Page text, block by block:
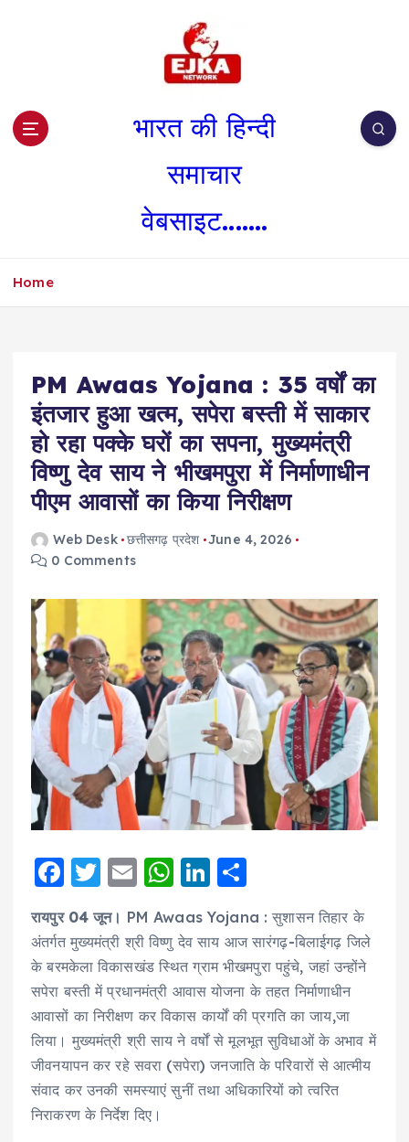
भारत की हिन्दी
समाचार
वेबसाइट.......
Home
PM Awaas Yojana : 35 वर्षों का
इंतजार हुआ खत्म, सपेरा बस्ती में साकार
हो रहा पक्के घरों का सपना, मुख्यमंत्री
विष्णु देव साय ने भीखमपुरा में निर्माणाधीन
पीएम आवासों का किया निरीक्षण
Web Desk छत्तीसगढ़ प्रदेश June 4, 2026
0 Comments
F
c
e
b
o
o
k
T
it
te
r
E
ai
l
W
a
ts
A
p
p
Li
n
k
e
d
I
n
a
re
रायपुर 04 जून। PM Awaas Yojana : सुशासन तिहार के
अंतर्गत मुख्यमंत्री श्री विष्णु देव साय आज सारंगढ़-बिलाईगढ़ जिले
के बरमकेला विकासखंड स्थित ग्राम भीखमपुरा पहुंचे, जहां उन्होंने
सपेरा बस्ती में प्रधानमंत्री आवास योजना के तहत निर्माणाधीन
आवासों का निरीक्षण कर विकास कार्यों की प्रगति का जाय,जा
लिया। मुख्यमंत्री श्री साय ने वर्षों से मूलभूत सुविधाओं के अभाव में
जीवनयापन कर रहे सवरा (सपेरा) जनजाति के परिवारों से आत्मीय
संवाद कर उनकी समस्याएं सुनीं तथा अधिकारियों को त्वरित
निराकरण के निर्देश दिए।